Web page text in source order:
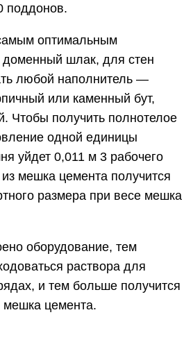
поддонов.
оптимальным
доменный шлак, для стен
любой наполнитель —
или каменный бут,
Чтобы получить полнотелое
одной единицы
уйдет 0,011 м 3 рабочего
мешка цемента получится
размера при весе мешка
оборудование, тем
раствора для
и тем больше получится
мешка цемента.